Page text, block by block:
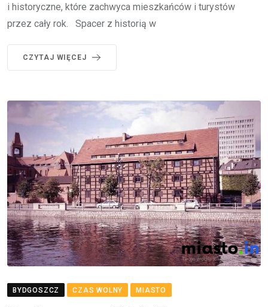
i historyczne, które zachwyca mieszkańców i turystów
przez cały rok. Spacer z historią w
CZYTAJ WIĘCEJ
BYDGOSZCZ CZAS WOLNY MIASTO